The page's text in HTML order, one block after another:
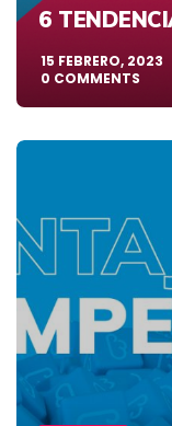
6
15 FEBRERO, 2023
0 COMMENTS